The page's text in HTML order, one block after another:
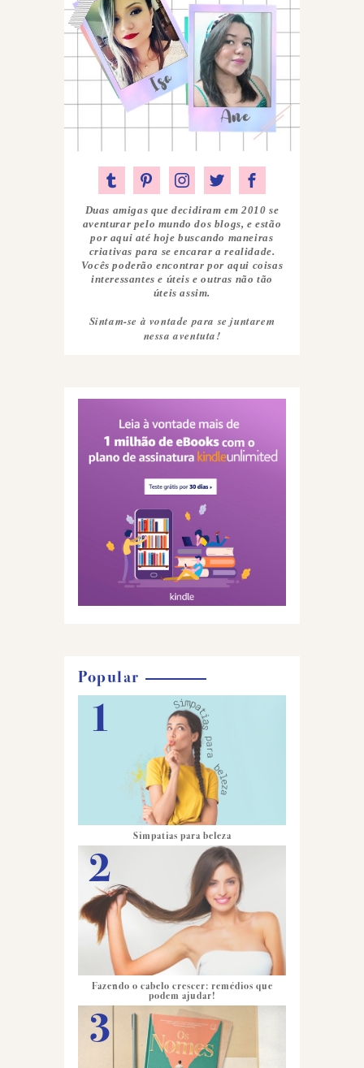
Duas amigas que decidiram em 2010 se
aventurar pelo mundo dos blogs, e estão
por aqui até hoje buscando maneiras
criativas para se encarar a realidade.
Vocês poderão encontrar por aqui coisas
interessantes e úteis e outras não tão
úteis assim.
Sintam-se à vontade para se juntarem
nessa aventuta!
Popular
Simpatias para beleza
Fazendo o cabelo crescer: remédios que
podem ajudar!